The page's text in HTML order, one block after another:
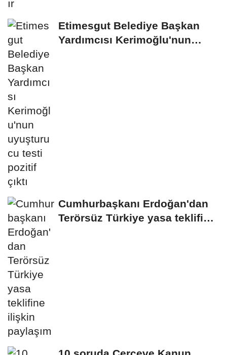
Etimesgut Belediye Başkan
Yardımcısı Kerimoğlu'nun
Cumhurbaşkanı Erdoğan'dan
Terörsüz Türkiye yasa teklifine